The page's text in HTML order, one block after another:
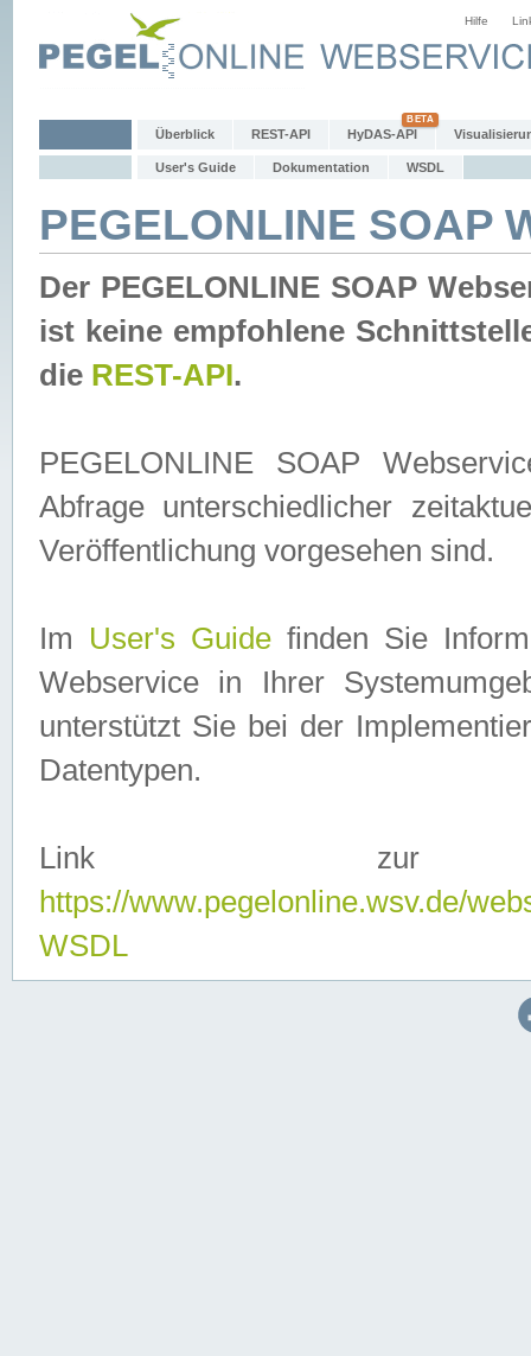
Hilfe
Überblick REST-API HyDAS-API
User's Guide Dokumentation WSDL
PEGELONLINE SOAP
Der PEGELONLINE SOAP
ist keine empfohlene
die REST-API.
PEGELONLINE SOAP
Abfrage unterschiedlicher
Veröffentlichung vorgesehen sind.
Im User's Guidefinden Sie
Webservice in Ihrer
unterstützt Sie bei der
Datentypen.
Link zur
https://www.pegelonline.wsv.de/
WSDL